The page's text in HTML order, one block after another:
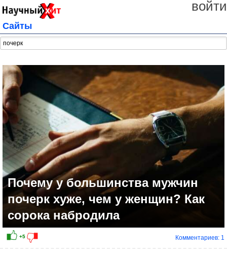
войти
Сайты
Почему у большинства мужчин
почерк хуже, чем у женщин? Как
сорока набродила
Комментариев: 1